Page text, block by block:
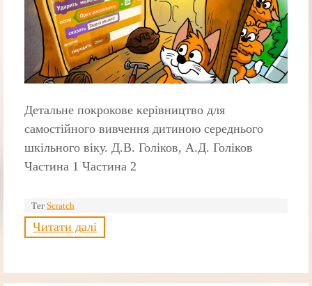
Детальне покрокове керівництво для
самостійного вивчення дитиною середнього
шкільного віку. Д.В. Голіков, А.Д. Голіков
Частина 1 Частина 2
Тег Scratch
Читати далі